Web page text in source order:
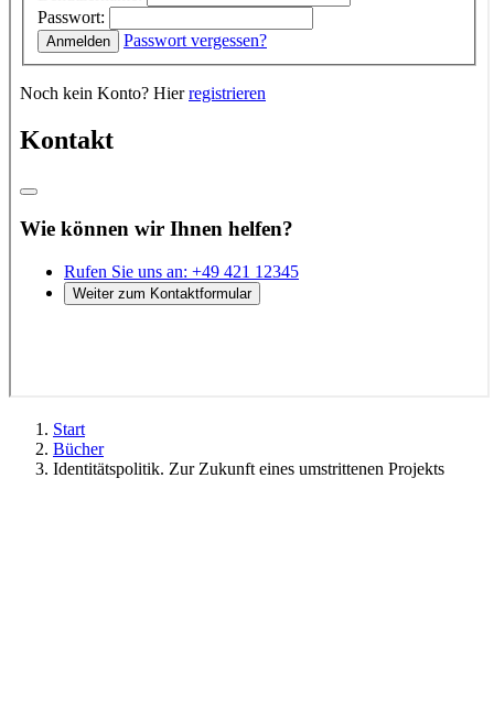
Start
Bücher
Identitätspolitik. Zur Zukunft eines umstrittenen Projekts